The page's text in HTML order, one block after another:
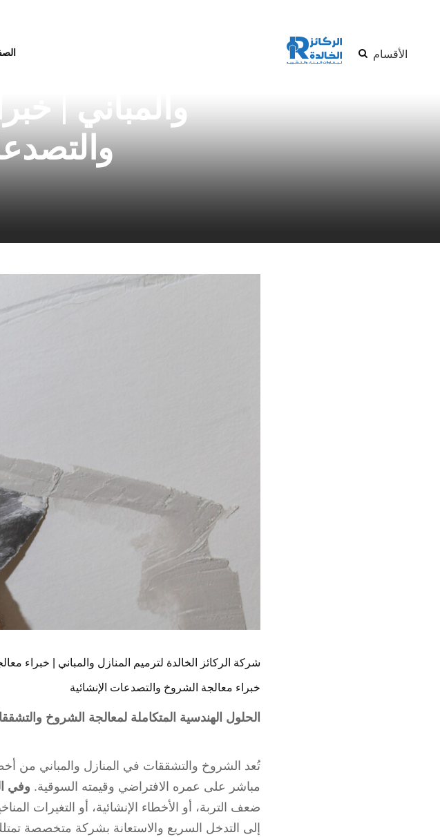
الأقسام
شركة الركائز
والمباني |
شركة الركائز الخالدة لترميم المنازل والمباني | خبراء
خبراء معالجة الشروخ والتصدعات الإنشائية
الحلول الهندسية المتكاملة لمعالجة الشروخ
تُعد الشروخ والتشققات في المنازل والمباني من
مباشر على عمره الافتراضي وقيمته السوقية. وفي
ضعف التربة، أو الأخطاء الإنشائية، أو التغيرات
إلى التدخل السريع والاستعانة بشركة متخصصة